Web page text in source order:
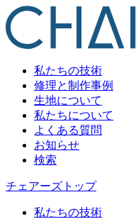
私たちの技術
修理と制作事例
生地について
私たちについて
よくある質問
お知らせ
検索
チェアーズトップ
私たちの技術